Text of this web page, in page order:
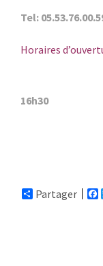
Tel:
Horaires
Mercredi
16h30
Samedi
Partager
F